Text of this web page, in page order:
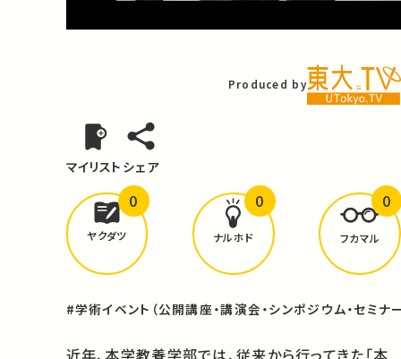
Produced by
マイリスト シェア
どんな学びがありましたか？
ヤクダツ
0
ナルホド
0
フカマル
0
#学術イベント（公開講座・講演会・シンポジウム・セミナ
近年、本学教養学部では、従来から行ってきた「本